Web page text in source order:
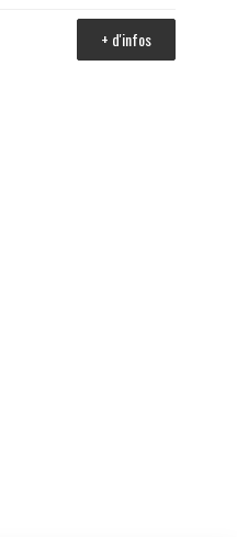
+ d'infos